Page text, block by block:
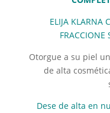
ELIJA KLARNA
FRACCIONE
Otorgue a su piel
de alta
Dese de alta en